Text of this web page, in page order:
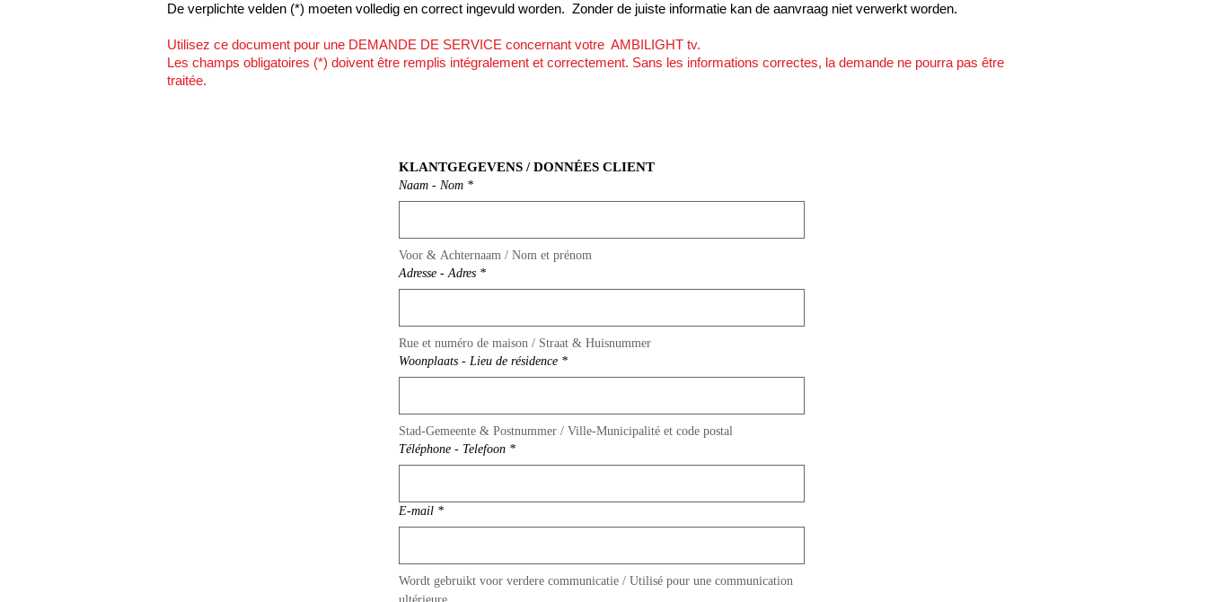
​De verplichte velden (*) moeten volledig en correct ingevuld worden. Zonder de juiste informatie kan de aanvraag niet verwerkt worden.
Utilisez ce document pour une DEMANDE DE SERVICE concernant votre AMBILIGHT tv.
Les champs obligatoires (*) doivent être remplis intégralement et correctement. Sans les informations correctes, la demande ne pourra pas être
traitée.
KLANTGEGEVENS / DONNÉES CLIENT
Naam - Nom *
Voor & Achternaam / Nom et prénom
Adresse - Adres *
Rue et numéro de maison / Straat & Huisnummer
Woonplaats - Lieu de résidence *
Stad-Gemeente & Postnummer / Ville-Municipalité et code postal
Téléphone - Telefoon *
E-mail *
Wordt gebruikt voor verdere communicatie / Utilisé pour une communication